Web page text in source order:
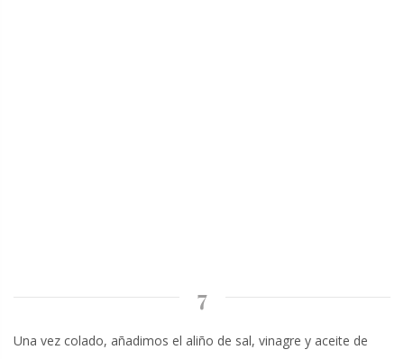
7
Una vez colado, añadimos el aliño de sal, vinagre y aceite de